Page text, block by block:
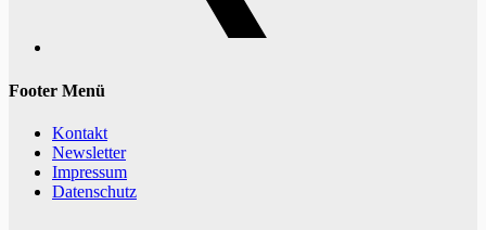
Footer Menü
Kontakt
Newsletter
Impressum
Datenschutz